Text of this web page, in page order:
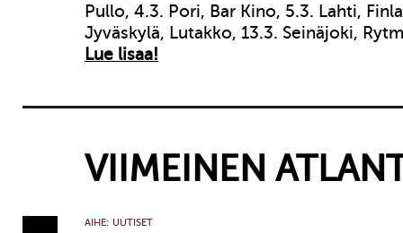
Pullo, 4.3. Pori, Bar Kino, 5.3. Lahti,
Jyväskylä, Lutakko, 13.3. Seinäjoki,
Lue lisaa!
VIIMEINEN
AIHE: UUTISET